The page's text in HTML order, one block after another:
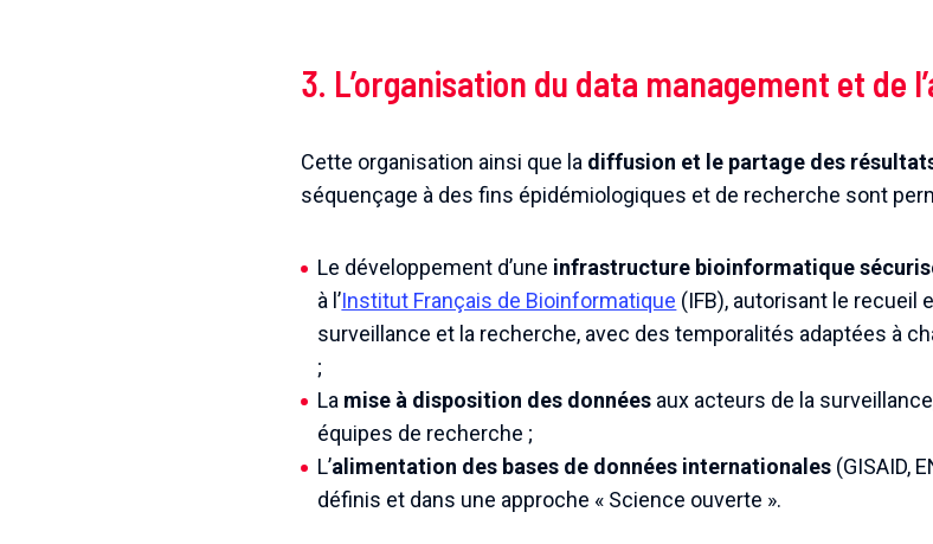
3. L’organisation du data management et de
Cette organisation ainsi que la diffusion et le partage des
séquençage à des fins épidémiologiques et de recherche sont
Le développement d’une infrastructure bioinformatique
à l’Institut Français de Bioinformatique (IFB), autorisant le recueil
surveillance et la recherche, avec des temporalités adaptées à
;
La mise à disposition des données aux acteurs de la
équipes de recherche ;
L’alimentation des bases de données internationales (GISAID,
définis et dans une approche « Science ouverte ».